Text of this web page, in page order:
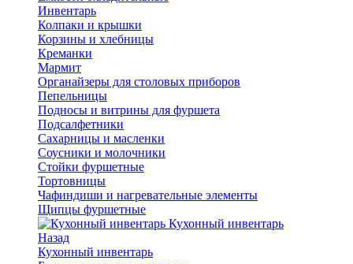
Инвентарь
Колпаки и крышки
Корзины и хлебницы
Креманки
Мармит
Органайзеры для столовых приборов
Пепельницы
Подносы и витрины для фуршета
Подсалфетники
Сахарницы и масленки
Соусники и молочники
Стойки фуршетные
Тортовницы
Чафиндиши и нагревательные элементы
Щипцы фуршетные
Кухонный инвентарь
Назад
Кухонный инвентарь